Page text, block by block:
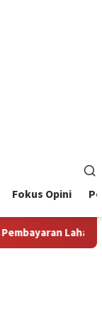
Fokus Opini
Bayang